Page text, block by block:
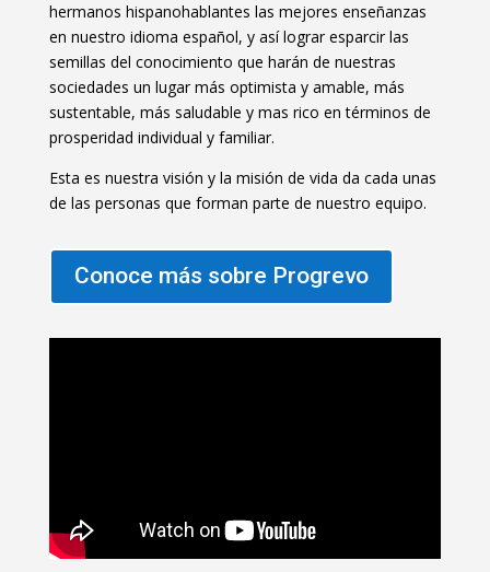
hermanos hispanohablantes las mejores enseñanzas
en nuestro idioma español, y así lograr esparcir las
semillas del conocimiento que harán de nuestras
sociedades un lugar más optimista y amable, más
sustentable, más saludable y mas rico en términos de
prosperidad individual y familiar.
Esta es nuestra visión y la misión de vida da cada unas
de las personas que forman parte de nuestro equipo.
Conoce más sobre Progrevo